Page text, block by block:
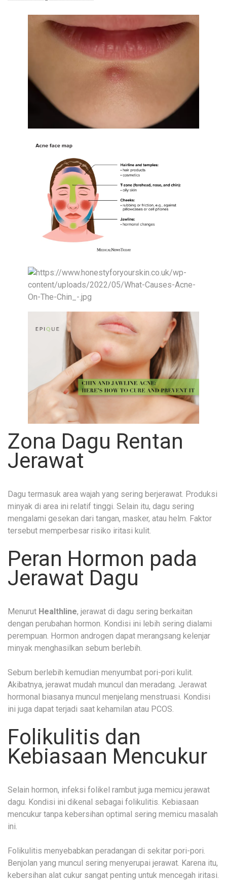
Zona Dagu Rentan
Jerawat
Dagu termasuk area wajah yang sering berjerawat. Produksi
minyak di area ini relatif tinggi. Selain itu, dagu sering
mengalami gesekan dari tangan, masker, atau helm. Faktor
tersebut memperbesar risiko iritasi kulit.
Peran Hormon pada
Jerawat Dagu
Menurut Healthline, jerawat di dagu sering berkaitan
dengan perubahan hormon. Kondisi ini lebih sering dialami
perempuan. Hormon androgen dapat merangsang kelenjar
minyak menghasilkan sebum berlebih.
Sebum berlebih kemudian menyumbat pori-pori kulit.
Akibatnya, jerawat mudah muncul dan meradang. Jerawat
hormonal biasanya muncul menjelang menstruasi. Kondisi
ini juga dapat terjadi saat kehamilan atau PCOS.
Folikulitis dan
Kebiasaan Mencukur
Selain hormon, infeksi folikel rambut juga memicu jerawat
dagu. Kondisi ini dikenal sebagai folikulitis. Kebiasaan
mencukur tanpa kebersihan optimal sering memicu masalah
ini.
Folikulitis menyebabkan peradangan di sekitar pori-pori.
Benjolan yang muncul sering menyerupai jerawat. Karena itu,
kebersihan alat cukur sangat penting untuk mencegah iritasi.